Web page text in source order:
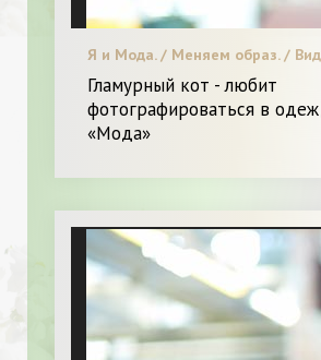
Я и Мода. / Меняем образ. /
Гламурный кот - любит
фотографироваться в
«Мода»